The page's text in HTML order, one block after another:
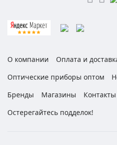
О компании
Оплата и
Оптические приборы оптом
Бренды
Магазины Контакты
Остерегайтесь подделок!